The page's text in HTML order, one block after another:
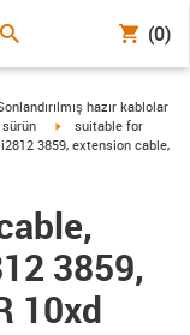
(0)
icon-arrow-righthazır kablolar
igus-icon-arrow-right
suitable for
3859, extension cable,
3859,
10xd